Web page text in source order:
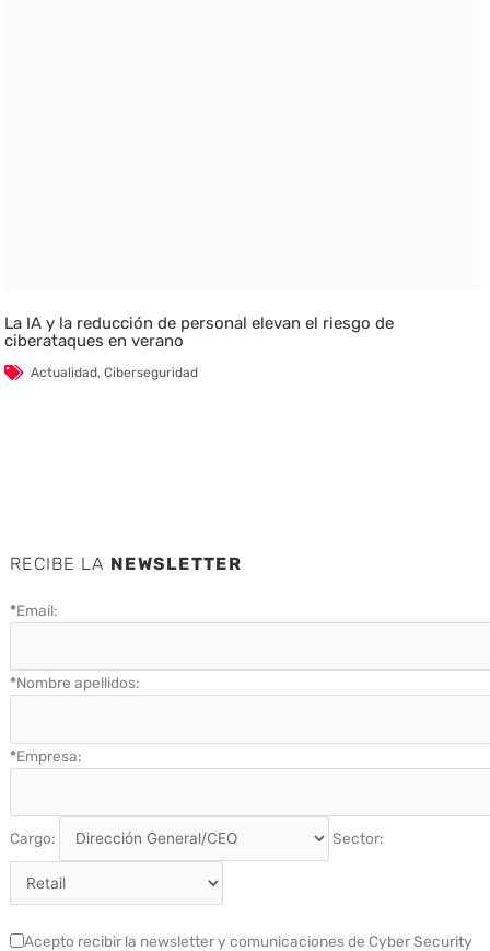
La IA y la reducción de personal elevan el riesgo de
ciberataques en verano
Actualidad,Ciberseguridad
RECIBE LA NEWSLETTER
*Email:
*Nombre apellidos:
*Empresa:
Cargo: Sector:
Acepto recibir la newsletter y comunicaciones de Cyber Security